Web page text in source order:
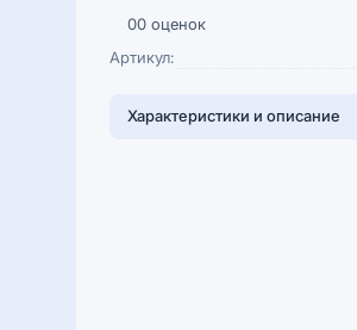
00 оценок
Артикул:
Характеристики и описание